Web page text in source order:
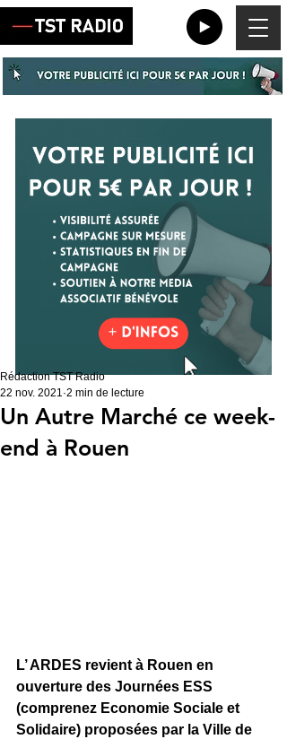
Un Autre Marché ce week-
end à Rouen
Rédaction TST Radio
22 nov. 2021 2 min de lecture
L’ ARDES revient à Rouen en
ouverture des Journées ESS
(comprenez Economie Sociale et
Solidaire) proposées par la Ville de